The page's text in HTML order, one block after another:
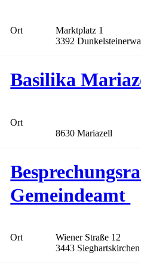
Ort
Marktplatz 1
3392
Basilika
Ort
8630 Mariazell
Gemeindeamt
Ort
Wiener Straße 12
3443 Sieghartskirchen